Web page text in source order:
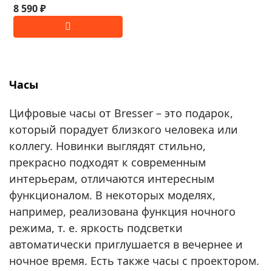
8 590 ₽
Часы
Цифровые часы от Bresser – это подарок,
который порадует близкого человека или
коллегу. Новинки выглядят стильно,
прекрасно подходят к современным
интерьерам, отличаются интересным
функционалом. В некоторых моделях,
например, реализована функция ночного
режима, т. е. яркость подсветки
автоматически приглушается в вечернее и
ночное время. Есть также часы с проектором.